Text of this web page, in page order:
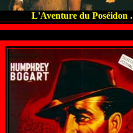
L'Aventure du Poséidon .